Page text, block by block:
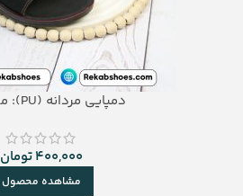
دمپایی مردانه (PU): مدل پویا
400,000تومان
مشاهده محصول